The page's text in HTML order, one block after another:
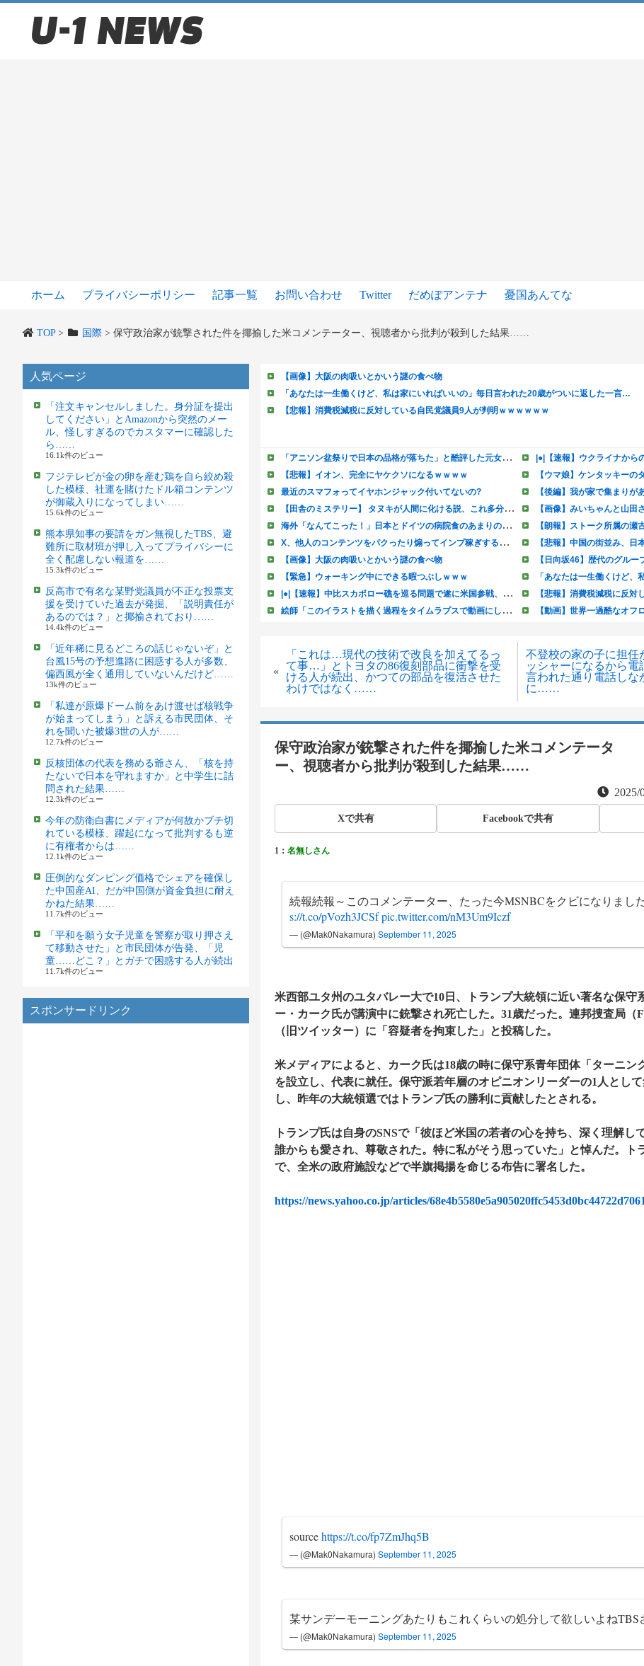
ホーム プライバシーポリシー 記事一覧 お問い合わせ Twitter だめぽアンテナ 憂国あんてな
TOP> 国際 > 保守政治家が銃撃された件を揶揄した米コメンテーター、視聴者から批判が殺到した結果……
人気ページ
「注文キャンセルしました。身分証を提出
してください」とAmazonから突然のメー
ル、怪しすぎるのでカスタマーに確認した
ら……
16.1k件のビュー
フジテレビが金の卵を産む鶏を自ら絞め殺
した模様、社運を賭けたドル箱コンテンツ
が御蔵入りになってしまい……
15.6k件のビュー
熊本県知事の要請をガン無視したTBS、避
難所に取材班が押し入ってプライバシーに
全く配慮しない報道を……
15.3k件のビュー
反高市で有名な某野党議員が不正な投票支
援を受けていた過去が発掘、「説明責任が
あるのでは？」と揶揄されており……
14.4k件のビュー
「近年稀に見るどころの話じゃないぞ」と
台風15号の予想進路に困惑する人が多数、
偏西風が全く通用していないんだけど……
13k件のビュー
「私達が原爆ドーム前をあけ渡せば核戦争
が始まってしまう」と訴える市民団体、そ
れを聞いた被爆3世の人が……
12.7k件のビュー
反核団体の代表を務める爺さん、「核を持
たないで日本を守れますか」と中学生に詰
問された結果……
12.3k件のビュー
今年の防衛白書にメディアが何故かブチ切
れている模様、躍起になって批判するも逆
に有権者からは……
12.1k件のビュー
圧倒的なダンピング価格でシェアを確保し
た中国産AI、だが中国側が資金負担に耐え
かねた結果……
11.7k件のビュー
「平和を願う女子児童を警察が取り押さえ
て移動させた」と市民団体が告発、「児
童……どこ？」とガチで困惑する人が続出
11.7k件のビュー
スポンサードリンク
«
「これは…現代の技術で改良を加えてるっ
て事…」とトヨタの86復刻部品に衝撃を受
ける人が続出、かつての部品を復活させた
わけではなく……
不登校の家の子に担任
ッシャーになるから電
言われた通り電話しな
に……
保守政治家が銃撃された件を揶揄した米コメンテータ
ー、視聴者から批判が殺到した結果……
2025/
Xで共有 Facebookで共有
1： 名無しさん
続報続報～このコメンテーター、たった今MSNBCをクビになりまし
s://t.co/pVozh3JCSfpic.twitter.com/nM3Um9Iczf
— (@Mak0Nakamura) September 11, 2025
米西部ユタ州のユタバレー大で10日、トランプ大統領に近い著名な保守
ー・カーク氏が講演中に銃撃され死亡した。31歳だった。連邦捜査局（
（旧ツイッター）に「容疑者を拘束した」と投稿した。
米メディアによると、カーク氏は18歳の時に保守系青年団体「ターニン
を設立し、代表に就任。保守派若年層のオピニオンリーダーの1人とし
し、昨年の大統領選ではトランプ氏の勝利に貢献したとされる。
トランプ氏は自身のSNSで「彼ほど米国の若者の心を持ち、深く理解し
誰からも愛され、尊敬された。特に私がそう思っていた」と悼んだ。ト
で、全米の政府施設などで半旗掲揚を命じる布告に署名した。
https://news.yahoo.co.jp/articles/
sourcehttps://t.co/fp7ZmJhq5B
— (@Mak0Nakamura) September 11, 2025
某サンデーモーニングあたりもこれくらいの処分して欲しいよねTBS
— (@Mak0Nakamura) September 11, 2025